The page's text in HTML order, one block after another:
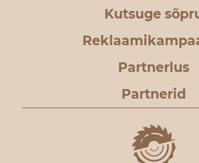
Kutsuge
Partnerlus
Partnerid